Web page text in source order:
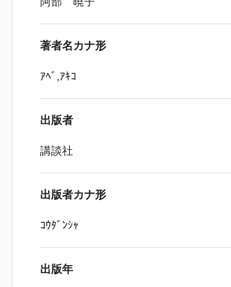
著者名カナ形
ｱﾍﾞ,ｱｷｺ
出版者
講談社
出版者カナ形
ｺｳﾀﾞﾝｼｬ
出版年